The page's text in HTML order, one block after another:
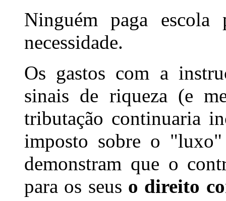
Ninguém paga
necessidade.
Os gastos com a
sinais de riqueza (e
tributação continuaria
imposto sobre o
demonstram que o
para os seus o direito